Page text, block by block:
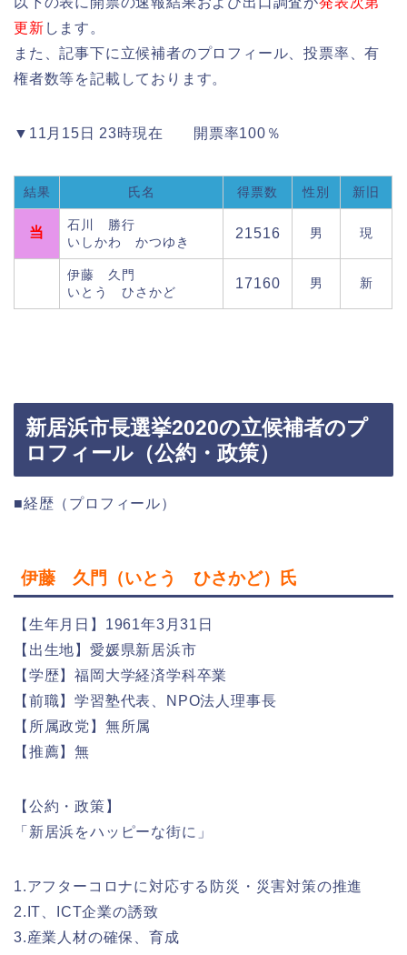
更新 します。
また、記事下に立候補者のプロフィール、投票率、有
権者数等を記載しております。
▼11月15日 23時現在 開票率100％
結果 氏名 得票数 性別 新旧
当
石川 勝行
いしかわ かつゆき
21516 男 現
伊藤 久門
いとう ひさかど
17160 男 新
新居浜市長選挙2020の立候補者のプ
ロフィール（公約・政策）
■経歴（プロフィール）
伊藤 久門（いとう ひさかど）氏
【生年月日】1961年3月31日
【出生地】愛媛県新居浜市
【学歴】福岡大学経済学科卒業
【前職】学習塾代表、NPO法人理事長
【所属政党】無所属
【推薦】無
【公約・政策】
「新居浜をハッピーな街に」
1.アフターコロナに対応する防災・災害対策の推進
2.IT、ICT企業の誘致
3.産業人材の確保、育成